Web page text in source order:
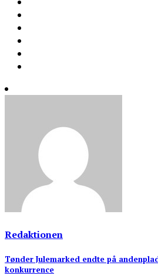
Redaktionen
Indlægsnavigation
Tønder Julemarked endte på
konkurrence